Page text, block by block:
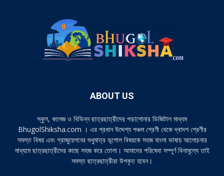
ABOUT US
স্কুল, কলেজ ও বিভিন্ন ছাত্রছাত্রীদের পড়াশোনার ডিজিটাল মাধ্যম
BhugolShiksha.com । এর প্রধান উদ্দেশ্য পঞ্চম শ্রেণী থেকে দ্বাদশ শ্রেণীর
সমস্ত বিষয় এবং গ্রাজুয়েশনের শুধুমাত্র ভূগোল বিষয়কে সহজ বাংলা ভাষায় আলোচনার
মাধ্যমে ছাত্রছাত্রীদের কাছে সহজ করে তোলা। আমাদের পরিষেবা সম্পূর্ণ বিনামূল্যে তাই
সমস্ত ছাত্রছাত্রীরা উপকৃত হবেন।